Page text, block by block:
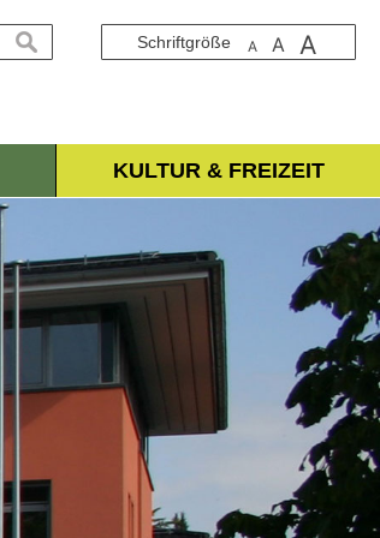
Schriftgröße A A A
suchen
KULTUR & FREIZEIT